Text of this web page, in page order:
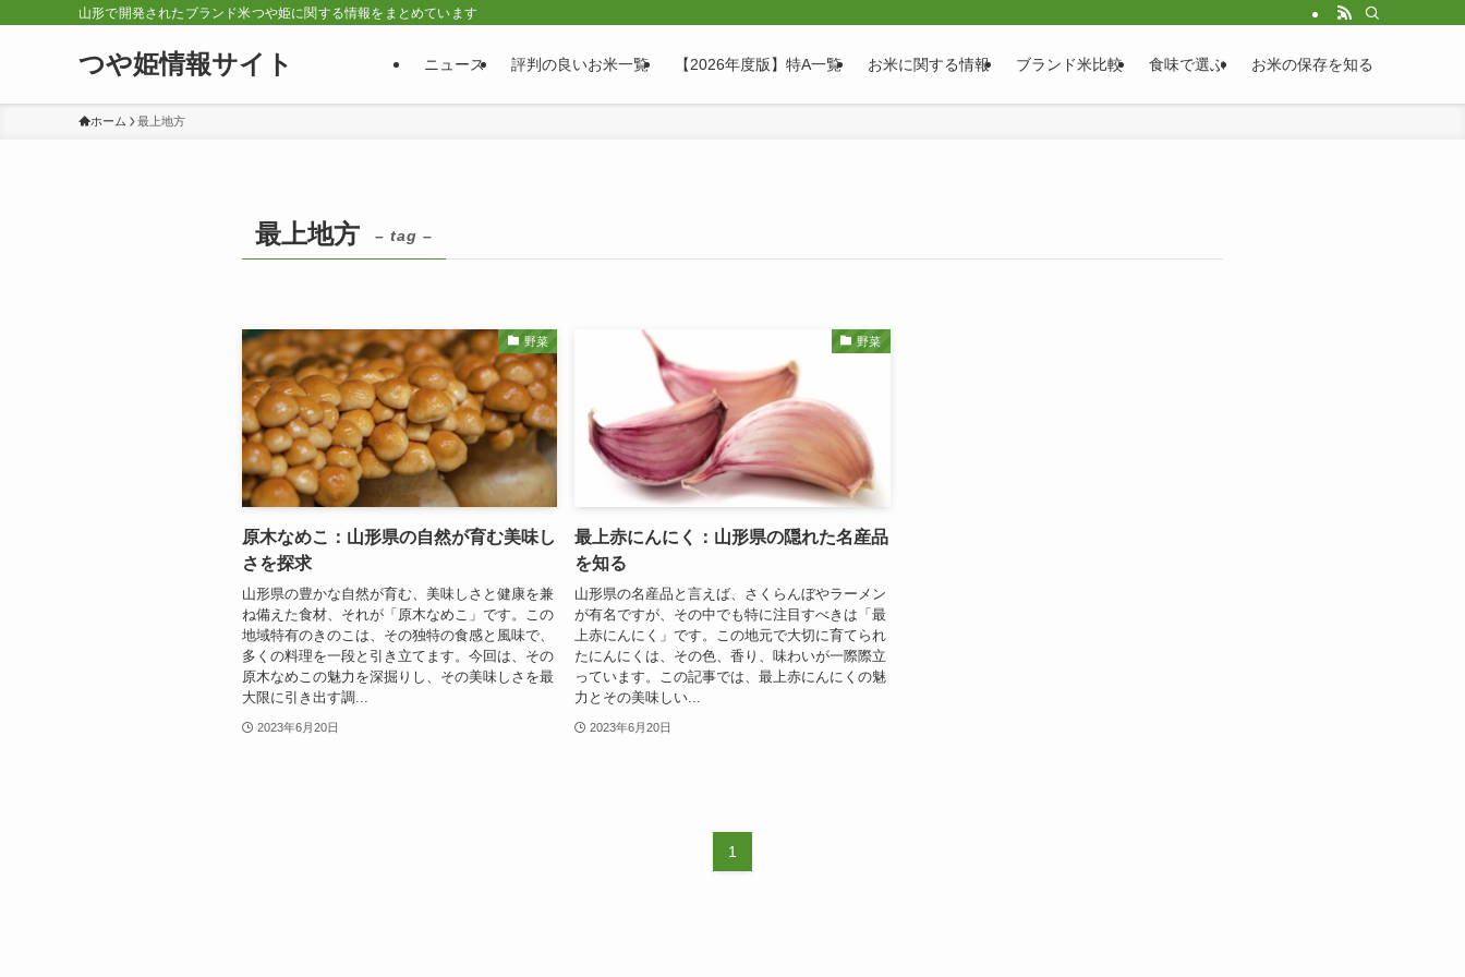
山形で開発されたブランド米つや姫に関する情報をまとめています
つや姫情報サイト ニュース 評判の良いお米一覧 【2026年度版】特A一覧 お米に関する情報 ブランド米比較 食味で選ぶ お米の保存を知る
ホーム 最上地方
最上地方 – tag –
野菜
原木なめこ：山形県の自然が育む美味し
さを探求
山形県の豊かな自然が育む、美味しさと健康を兼
ね備えた食材、それが「原木なめこ」です。この
地域特有のきのこは、その独特の食感と風味で、
多くの料理を一段と引き立てます。今回は、その
原木なめこの魅力を深掘りし、その美味しさを最
大限に引き出す調...
2023年6月20日
野菜
最上赤にんにく：山形県の隠れた名産品
を知る
山形県の名産品と言えば、さくらんぼやラーメン
が有名ですが、その中でも特に注目すべきは「最
上赤にんにく」です。この地元で大切に育てられ
たにんにくは、その色、香り、味わいが一際際立
っています。この記事では、最上赤にんにくの魅
力とその美味しい...
2023年6月20日
1